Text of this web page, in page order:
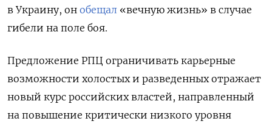
в Украину, он обещал «вечную жизнь» в случае
гибели на поле боя.
Предложение РПЦ ограничивать карьерные
возможности холостых и разведенных отражает
новый курс российских властей, направленный
на повышение критически низкого уровня